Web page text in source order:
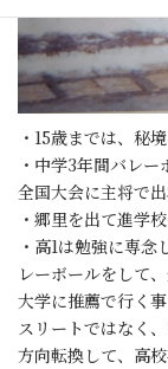
・15歳までは、秘
・中学3年間バレ
全国大会に主将で出
・郷里を出て進学
・高1は勉強に専
レーボールをして
大学に推薦で行く
スリートではなく
方向転換して、高